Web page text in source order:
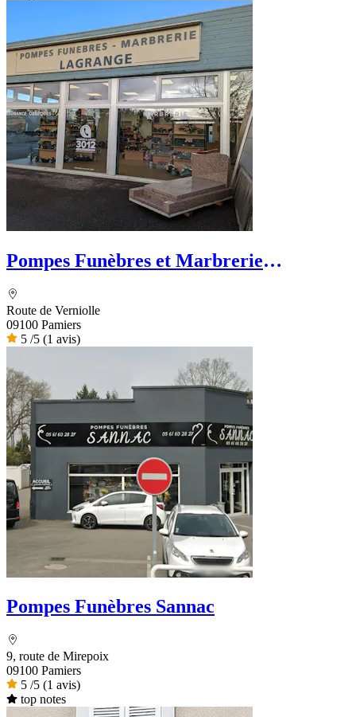
Pompes Funèbres et Marbrerie
Route de Verniolle
09100 Pamiers
5 /5 (1 avis)
Pompes Funèbres Sannac
9, route de Mirepoix
09100 Pamiers
5 /5 (1 avis)
top notes